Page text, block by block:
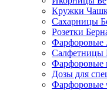
Кружки
Сахарницы
Розетки
Фарфоровые
Салфетницы
Фарфоровые
Дозы для
Фарфоровые